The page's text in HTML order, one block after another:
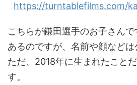
https://turntablefilms.com/
こちらが鎌田選手のお子さん
あるのですが、名前や顔などは
ただ、2018年に生まれたこと
す。